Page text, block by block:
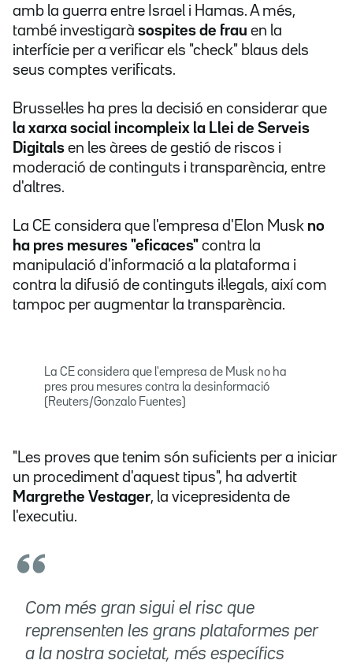
amb la guerra entre Israel i Hamas. A més,
també investigarà sospites de frau en la
interfície per a verificar els "check" blaus dels
seus comptes verificats.
Brussel·les ha pres la decisió en considerar que
la xarxa social incompleix la Llei de Serveis
Digitals en les àrees de gestió de riscos i
moderació de continguts i transparència, entre
d'altres.
La CE considera que l'empresa d'Elon Musk no
ha pres mesures "eficaces" contra la
manipulació d'informació a la plataforma i
contra la difusió de continguts il·legals, així com
tampoc per augmentar la transparència.
La CE considera que l'empresa de Musk no ha
pres prou mesures contra la desinformació
(Reuters/Gonzalo Fuentes)
"Les proves que tenim són suficients per a iniciar
un procediment d'aquest tipus", ha advertit
Margrethe Vestager, la vicepresidenta de
l'executiu.
Com més gran sigui el risc que
reprensenten les grans plataformes per
a la nostra societat, més específics